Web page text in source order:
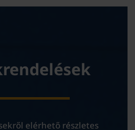
elérhető részletes